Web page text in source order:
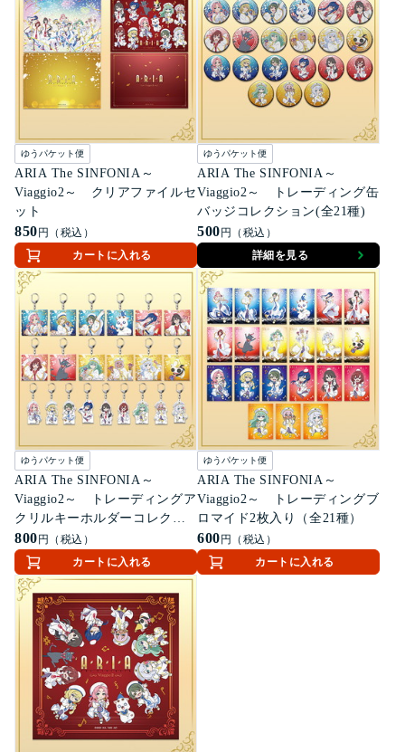
ゆうパケット便
ARIA The SINFONIA～
Viaggio2～ クリアファイルセ
ット
850 円（税込）
カートに入れる
ゆうパケット便
ARIA The SINFONIA～
Viaggio2～ トレーディング缶
バッジコレクション(全21種)
500 円（税込）
詳細を見る
ゆうパケット便
ARIA The SINFONIA～
Viaggio2～ トレーディングア
クリルキーホルダーコレクシ
ョン（全21種）
800 円（税込）
カートに入れる
ゆうパケット便
ARIA The SINFONIA～
Viaggio2～ トレーディングブ
ロマイド2枚入り（全21種）
600 円（税込）
カートに入れる